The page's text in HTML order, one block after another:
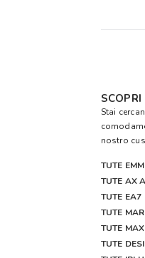
Stai
nostro
TUTE
TUTE AX
TUTE EA7
TUTE
TUTE
TUTE